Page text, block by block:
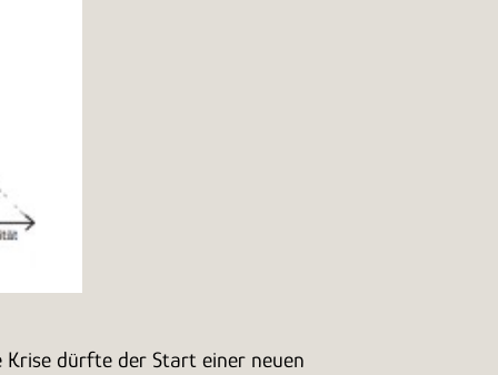
Krise dürfte der Start einer neuen